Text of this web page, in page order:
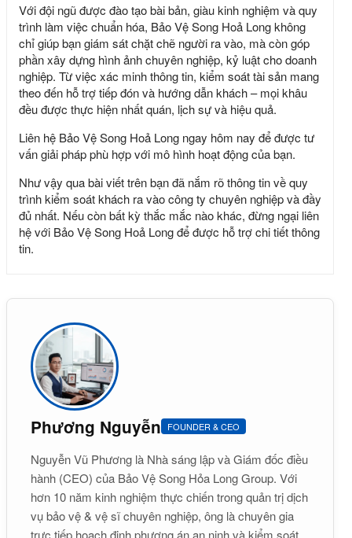
Với đội ngũ được đào tạo bài bản, giàu kinh nghiệm và quy
trình làm việc chuẩn hóa, Bảo Vệ Song Hoả Longkhông
chỉ giúp bạn giám sát chặt chẽ người ra vào, mà còn góp
phần xây dựng hình ảnh chuyên nghiệp, kỷ luật cho doanh
nghiệp. Từ việc xác minh thông tin, kiểm soát tài sản mang
theo đến hỗ trợ tiếp đón và hướng dẫn khách – mọi khâu
đều được thực hiện nhất quán, lịch sự và hiệu quả.
Liên hệ Bảo Vệ Song Hoả Long ngay hôm nay để được tư
vấn giải pháp phù hợp với mô hình hoạt động của bạn.
Như vậy qua bài viết trên bạn đã nắm rõ thông tin vềquy
trình kiểm soát khách ra vào công ty chuyên nghiệp và đầy
đủ nhất. Nếu còn bất kỳ thắc mắc nào khác, đừng ngại liên
hệ với Bảo Vệ Song Hoả Longđể được hỗ trợ chi tiết thông
tin.
Phương Nguyễn FOUNDER & CEO
Nguyễn Vũ Phương là Nhà sáng lập và Giám đốc điều
hành (CEO) của Bảo Vệ Song Hỏa Long Group. Với
hơn 10 năm kinh nghiệm thực chiến trong quản trị dịch
vụ bảo vệ & vệ sĩ chuyên nghiệp, ông là chuyên gia
trực tiếp hoạch định phương án an ninh và kiểm soát